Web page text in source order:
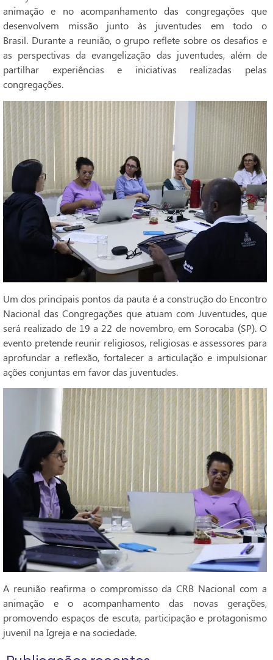
animação e no acompanhamento das congregações que
desenvolvem missão junto às juventudes em todo o
Brasil. Durante a reunião, o grupo reflete sobre os desafios e
as perspectivas da evangelização das juventudes, além de
partilhar experiências e iniciativas realizadas pelas
congregações.
Um dos principais pontos da pauta é a construção do Encontro
Nacional das Congregações que atuam com Juventudes, que
será realizado de 19 a 22 de novembro, em Sorocaba (SP). O
evento pretende reunir religiosos, religiosas e assessores para
aprofundar a reflexão, fortalecer a articulação e impulsionar
ações conjuntas em favor das juventudes.
A reunião reafirma o compromisso da CRB Nacional com a
animação e o acompanhamento das novas gerações,
promovendo espaços de escuta, participação e protagonismo
juvenil na Igreja e na sociedade.